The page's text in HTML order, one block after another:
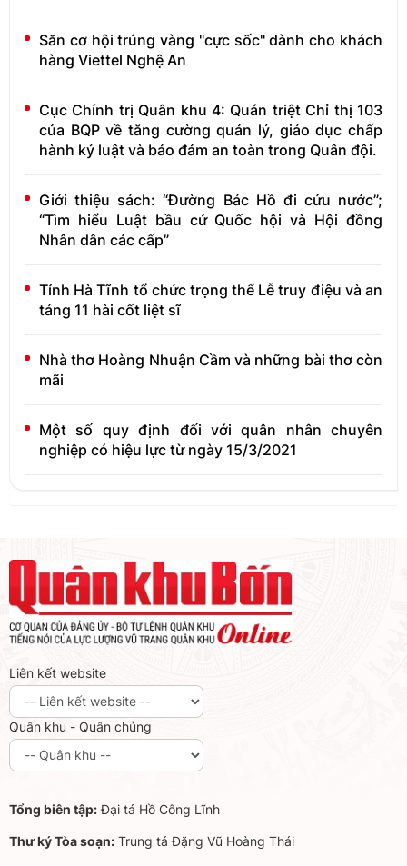
Săn cơ hội trúng vàng "cực sốc" dành cho khách
hàng Viettel Nghệ An
Cục Chính trị Quân khu 4: Quán triệt Chỉ thị 103
của BQP về tăng cường quản lý, giáo dục chấp
hành kỷ luật và bảo đảm an toàn trong Quân đội.
Giới thiệu sách: “Đường Bác Hồ đi cứu nước”;
“Tìm hiểu Luật bầu cử Quốc hội và Hội đồng
Nhân dân các cấp”
Tỉnh Hà Tĩnh tổ chức trọng thể Lễ truy điệu và an
táng 11 hài cốt liệt sĩ
Nhà thơ Hoàng Nhuận Cầm và những bài thơ còn
mãi
Một số quy định đối với quân nhân chuyên
nghiệp có hiệu lực từ ngày 15/3/2021
Liên kết website
Quân khu - Quân chủng
Tổng biên tập:Đại tá Hồ Công Lĩnh
Thư ký Tòa soạn: Trung tá Đặng Vũ Hoàng Thái